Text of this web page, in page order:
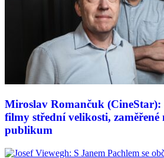
Miroslav Romančuk
filmy střední velikosti, zaměřené
publikum